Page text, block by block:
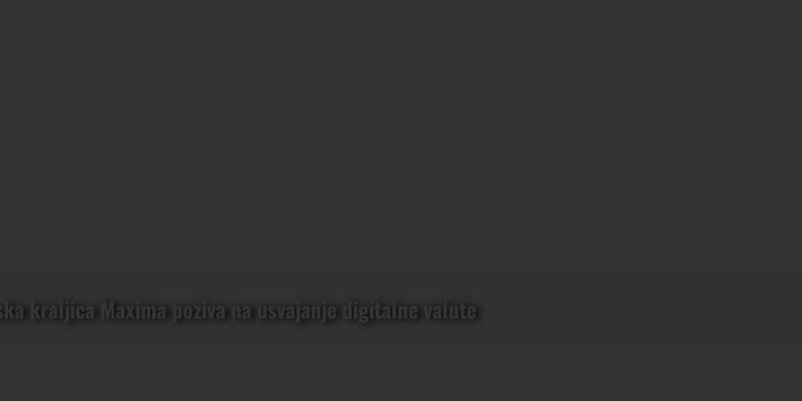
kraljica Maxima poziva na usvajanje digitalne valute